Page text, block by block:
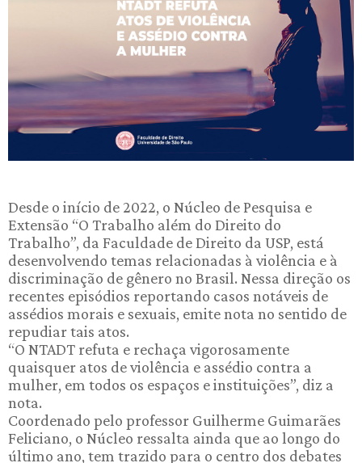
Desde o início de 2022, o Núcleo de Pesquisa e
Extensão “O Trabalho além do Direito do
Trabalho”, da Faculdade de Direito da USP, está
desenvolvendo temas relacionadas à violência e à
discriminação de gênero no Brasil. Nessa direção os
recentes episódios reportando casos notáveis de
assédios morais e sexuais, emite nota no sentido de
repudiar tais atos.
“O NTADT refuta e rechaça vigorosamente
quaisquer atos de violência e assédio contra a
mulher, em todos os espaços e instituições”, diz a
nota.
Coordenado pelo professor Guilherme Guimarães
Feliciano, o Núcleo ressalta ainda que ao longo do
último ano, tem trazido para o centro dos debates